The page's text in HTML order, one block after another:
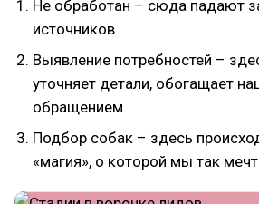
Не обработан – сюда падают
источников
Выявление потребностей –
уточняет детали, обогащает
обращением
Подбор собак – здесь
«магия», о которой мы так